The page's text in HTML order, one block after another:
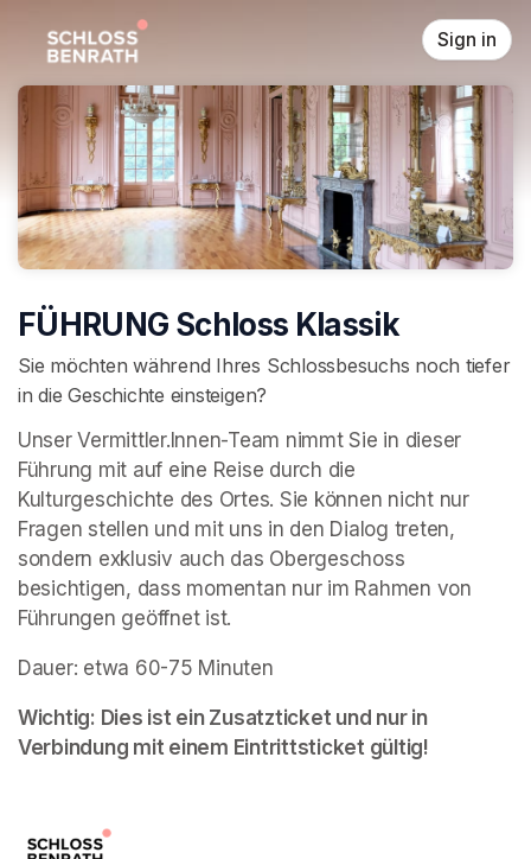
Sign in
FÜHRUNG Schloss Klassik
Sie möchten während Ihres Schlossbesuchs noch tiefer
in die Geschichte einsteigen?
Unser Vermittler.Innen-Team nimmt Sie in dieser
Führung mit auf eine Reise durch die
Kulturgeschichte des Ortes. Sie können nicht nur
Fragen stellen und mit uns in den Dialog treten,
sondern exklusiv auch das Obergeschoss
besichtigen, dass momentan nur im Rahmen von
Führungen geöffnet ist.
Dauer: etwa 60-75 Minuten
Wichtig: Dies ist ein Zusatzticket und nur in
Verbindung mit einem Eintrittsticket gültig!